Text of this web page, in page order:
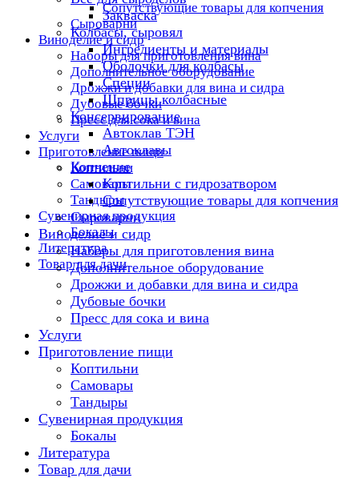
Сопутствующие товары для копчения
Сыроварни
Виноделие и сидр
Наборы для приготовления вина
Дополнительное оборудование
Дрожжи и добавки для вина и сидра
Дубовые бочки
Пресс для сока и вина
Услуги
Приготовление пищи
Коптильни
Самовары
Тандыры
Сувенирная продукция
Бокалы
Литература
Товар для дачи
Закваска
Колбасы, сыровял
Ингредиенты и материалы
Оболочки для колбасы
Специи
Шприцы колбасные
Консервирование
Автоклав ТЭН
Автоклавы
Копчение
Коптильни с гидрозатвором
Сопутствующие товары для копчения
Сыроварни
Виноделие и сидр
Наборы для приготовления вина
Дополнительное оборудование
Дрожжи и добавки для вина и сидра
Дубовые бочки
Пресс для сока и вина
Услуги
Приготовление пищи
Коптильни
Самовары
Тандыры
Сувенирная продукция
Бокалы
Литература
Товар для дачи